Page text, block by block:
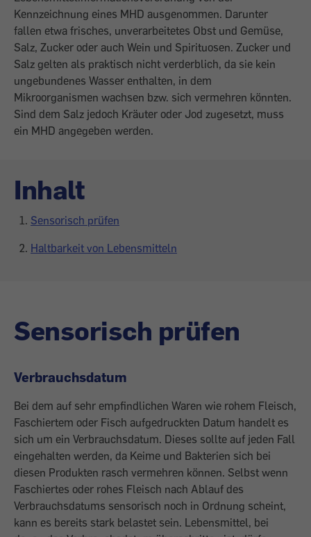
Kennzeichnung eines MHD ausgenommen. Darunter
fallen etwa frisches, unverarbeitetes Obst und Gemüse,
Salz, Zucker oder auch Wein und Spirituosen. Zucker und
Salz ­gelten als praktisch nicht verderblich, da sie kein
ungebundenes Wasser enthalten, in dem
Mikroorganismen wachsen bzw. sich vermehren könnten.
Sind dem Salz jedoch Kräuter oder Jod zugesetzt, muss
ein MHD angegeben werden.
Inhalt
Sensorisch prüfen
Haltbarkeit von Lebensmitteln
Sensorisch prüfen
Verbrauchsdatum
Bei dem auf sehr empfindlichen Waren wie rohem Fleisch,
Faschiertem oder Fisch aufgedruckten Datum handelt es
sich um ein Verbrauchsdatum. Dieses sollte auf jeden Fall
eingehalten werden, da Keime und Bakterien sich bei
diesen Produkten rasch vermehren können. Selbst wenn
Faschiertes oder rohes Fleisch nach Ablauf des
Verbrauchsdatums sensorisch noch in Ordnung scheint,
kann es bereits stark belastet sein. Lebensmittel, bei